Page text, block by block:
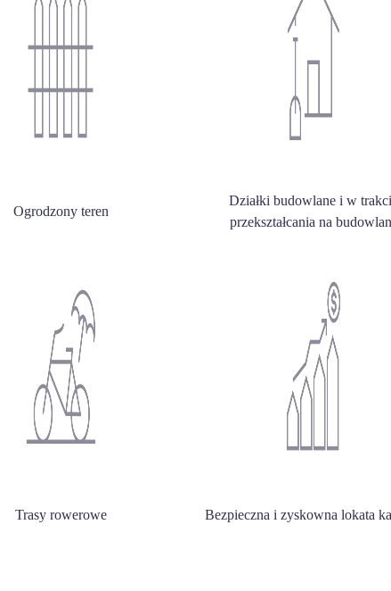
Ogrodzony teren
Działki budowlane i w
przekształcania na
Trasy rowerowe Bezpieczna i zyskowna lokata